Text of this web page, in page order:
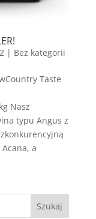
| Bez kategorii
Taste
Nasz
typu Angus z
a